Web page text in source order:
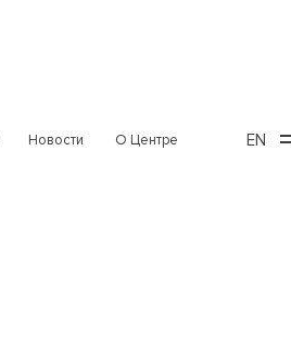
Новости О Центре EN